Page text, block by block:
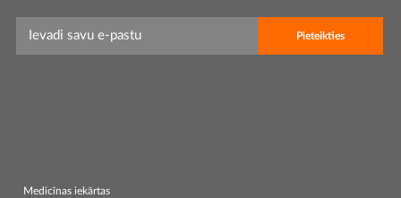
Medicīnas iekārtas